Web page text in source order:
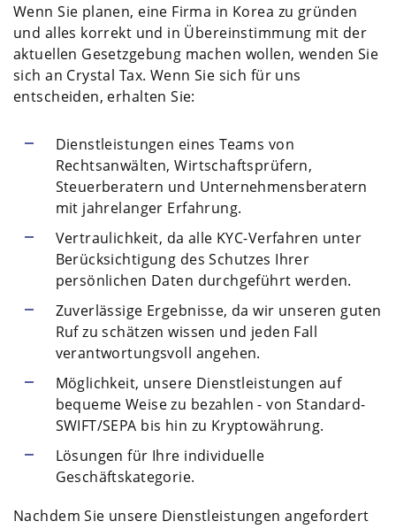
Wenn Sie planen, eine Firma in Korea zu gründen
und alles korrekt und in Übereinstimmung mit der
aktuellen Gesetzgebung machen wollen, wenden Sie
sich an Crystal Tax. Wenn Sie sich für uns
entscheiden, erhalten Sie:
Dienstleistungen eines Teams von
Rechtsanwälten, Wirtschaftsprüfern,
Steuerberatern und Unternehmensberatern
mit jahrelanger Erfahrung.
Vertraulichkeit, da alle KYC-Verfahren unter
Berücksichtigung des Schutzes Ihrer
persönlichen Daten durchgeführt werden.
Zuverlässige Ergebnisse, da wir unseren guten
Ruf zu schätzen wissen und jeden Fall
verantwortungsvoll angehen.
Möglichkeit, unsere Dienstleistungen auf
bequeme Weise zu bezahlen - von Standard-
SWIFT/SEPA bis hin zu Kryptowährung.
Lösungen für Ihre individuelle
Geschäftskategorie.
Nachdem Sie unsere Dienstleistungen angefordert